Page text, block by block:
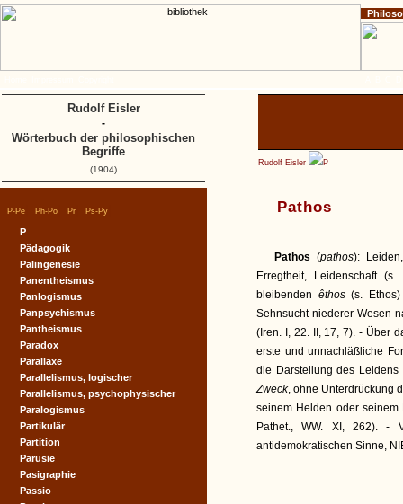
Rudolf Eisler P
Pathos
Pathos (pathos):
Erregtheit, Leidenschaft
bleibenden êthos (s.
Sehnsucht niederer Wesen
(Iren. I, 22. II, 17, 7). - Über
erste und unnachläßliche
die Darstellung des
Zweck, ohne Unterdrückung
seinem Helden oder
Pathet., WW. XI, 262). -
antidemokratischen Sinne,
P-Pe Ph-Po Pr Ps-Py
P
Pädagogik
Palingenesie
Panentheismus
Panlogismus
Panpsychismus
Pantheismus
Paradox
Parallaxe
Parallelismus, logischer
Parallelismus, psychophysischer
Paralogismus
Partikulär
Partition
Parusie
Pasigraphie
Passio
Rudolf Eisler
-
Wörterbuch der philosophischen
Begriffe
(1904)